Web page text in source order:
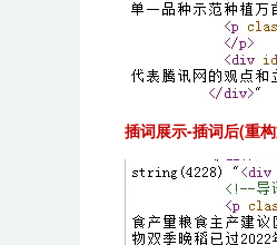
插词展示-插词后(重